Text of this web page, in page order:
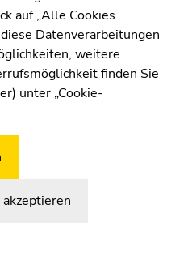
auf „Alle Cookies
Datenverarbeitungen
weitere
finden Sie
unter „Cookie-